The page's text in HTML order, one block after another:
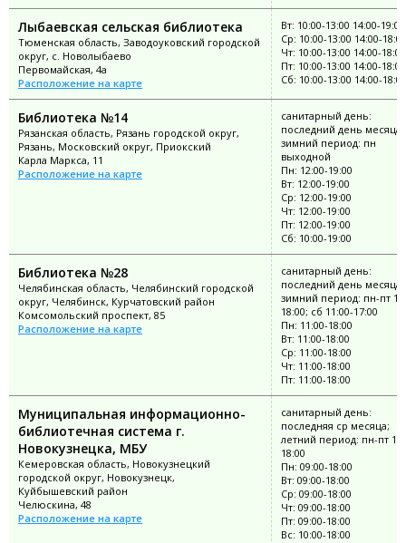
Лыбаевская сельская библиотека
Тюменская область, Заводоуковский городской
округ, с. Новолыбаево
Первомайская, 4а
Расположение на карте
Вт: 10:00-13:00 14:00-19:00
Ср: 10:00-13:00 14:00-18:00
Чт: 10:00-13:00 14:00-18:00
Пт: 10:00-13:00 14:00-18:00
Сб: 10:00-13:00 14:00-18:00
Библиотека №14
Рязанская область, Рязань городской округ,
Рязань, Московский округ, Приокский
Карла Маркса, 11
Расположение на карте
санитарный день:
последний день месяца;
зимний период: пн
выходной
Пн: 12:00-19:00
Вт: 12:00-19:00
Ср: 12:00-19:00
Чт: 12:00-19:00
Пт: 12:00-19:00
Сб: 10:00-19:00
Библиотека №28
Челябинская область, Челябинский городской
округ, Челябинск, Курчатовский район
Комсомольский проспект, 85
Расположение на карте
санитарный день:
последний день месяца;
зимний период: пн-пт
18:00; сб 11:00-17:00
Пн: 11:00-18:00
Вт: 11:00-18:00
Ср: 11:00-18:00
Чт: 11:00-18:00
Пт: 11:00-18:00
Муниципальная информационно-
библиотечная система г.
Новокузнецка, МБУ
Кемеровская область, Новокузнецкий
городской округ, Новокузнецк,
Куйбышевский район
Челюскина, 48
Расположение на карте
санитарный день:
последняя ср месяца;
летний период: пн-пт
18:00
Пн: 09:00-18:00
Вт: 09:00-18:00
Ср: 09:00-18:00
Чт: 09:00-18:00
Пт: 09:00-18:00
Вс: 10:00-18:00